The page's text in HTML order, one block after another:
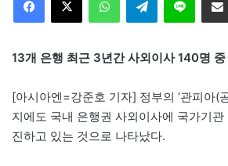
13개 은행 최근 3년간 사외이사 140명
[아시아엔=강준호 기자] 정부의 ‘관피아(
지에도 국내 은행권 사외이사에 국가기
진하고 있는 것으로 나타났다.